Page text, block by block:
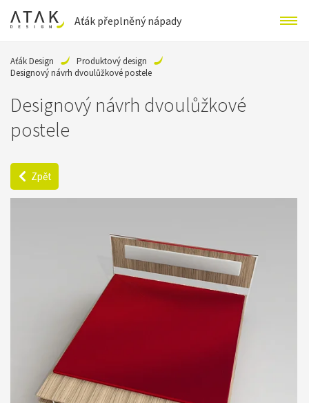
Aťák přeplněný nápady
Aťák Design
Produktový design
Designový návrh dvoulůžkové postele
Designový návrh dvoulůžkové
postele
Zpět